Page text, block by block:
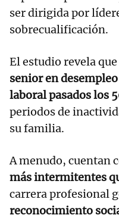
ser dirigida por
sobrecualificación.
El estudio revela
senior en
laboral pasados los
periodos de
su familia.
A menudo, cuentan
más intermitentes
carrera profesional
reconocimiento